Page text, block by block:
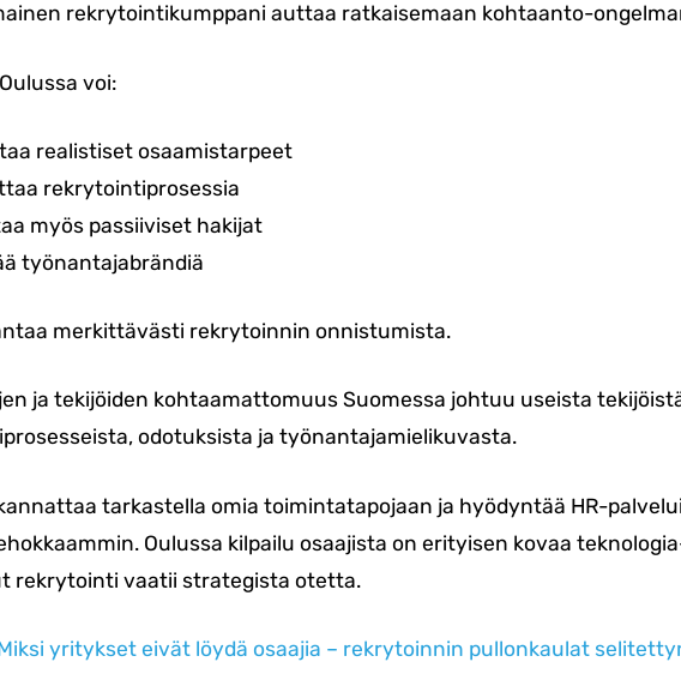
rekrytointikumppani auttaa ratkaisemaan kohtaanto-
voi:
realistiset osaamistarpeet
rekrytointiprosessia
myös passiiviset hakijat
työnantajabrändiä
merkittävästi rekrytoinnin onnistumista.
ja tekijöiden kohtaamattomuus Suomessa johtuu useista
odotuksista ja työnantajamielikuvasta.
tarkastella omia toimintatapojaan ja hyödyntää HR-
Oulussa kilpailu osaajista on erityisen kovaa
rekrytointi vaatii strategista otetta.
yritykset eivät löydä osaajia – rekrytoinnin pullonkaulat